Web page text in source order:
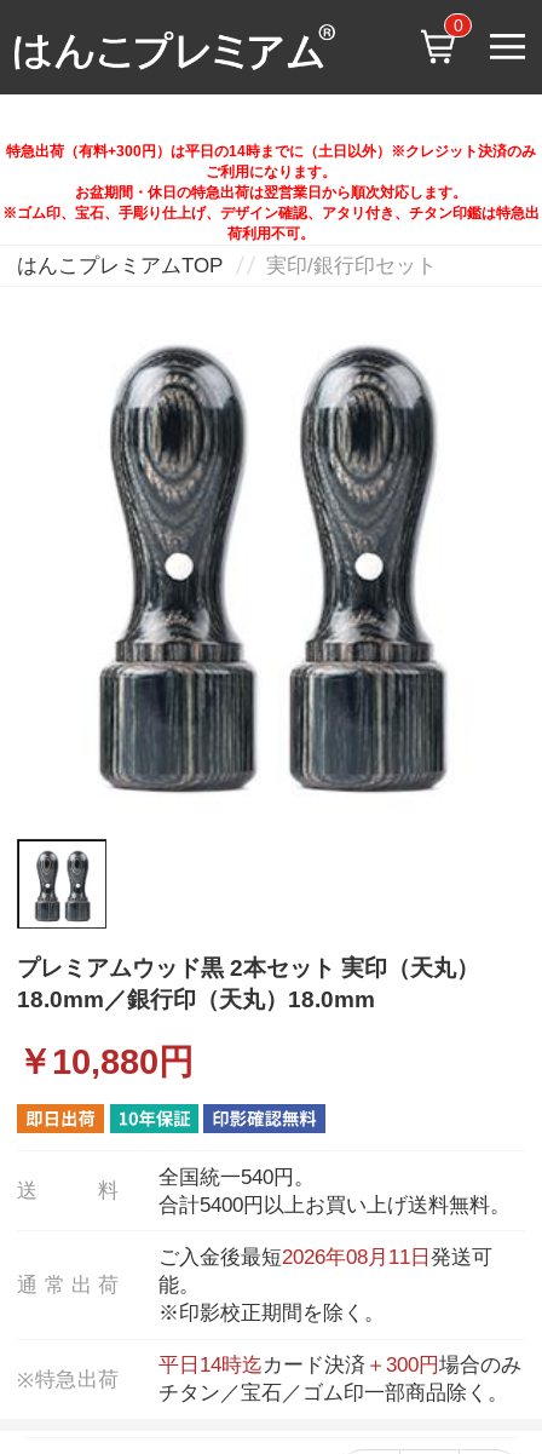
0
特急出荷（有料+300円）は平日の14時までに（土日以外）※クレジット決済のみ
ご利用になります。
お盆期間・休日の特急出荷は翌営業日から順次対応します。
※ゴム印、宝石、手彫り仕上げ、デザイン確認、アタリ付き、チタン印鑑は特急出
荷利用不可。
はんこプレミアムTOP 実印/銀行印セット
プレミアムウッド黒 2本セット 実印（天丸）
18.0mm／銀行印（天丸）18.0mm
￥10,880 円
送 料
全国統一540円。
合計5400円以上お買い上げ送料無料。
通 常 出 荷
ご入金後最短2026年08月11日発送可
能。
※印影校正期間を除く。
※特急出荷
平日14時迄カード決済 ＋300円場合のみ
チタン／宝石／ゴム印一部商品除く。